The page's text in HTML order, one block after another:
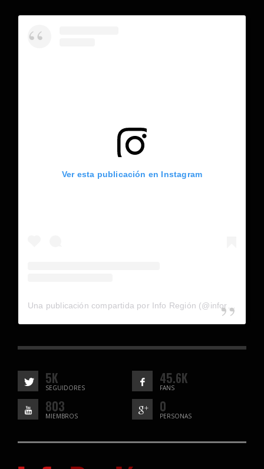
Ver esta publicación en Instagram
5K
SEGUIDORES
45.6K
FANS
803
MIEMBROS
0
PERSONAS